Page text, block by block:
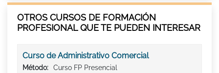
OTROS CURSOS DE FORMACIÓN
PROFESIONAL QUE TE PUEDEN INTERESAR
Curso de Administrativo Comercial
Método:
Curso FP Presencial